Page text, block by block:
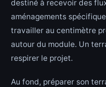
destiné à recevoir des
aménagements
travailler au centimètre
autour du module. Un
respirer le projet.
Au fond, préparer son